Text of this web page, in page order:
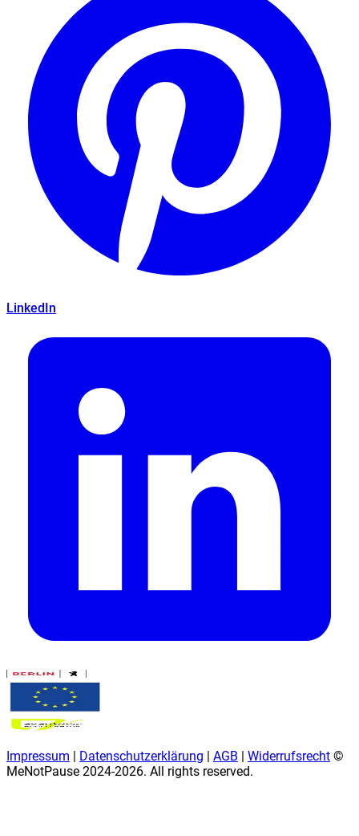
LinkedIn
Impressum | Datenschutzerklärung | AGB | Widerrufsrecht ©
MeNotPause 2024-2026. All rights reserved.